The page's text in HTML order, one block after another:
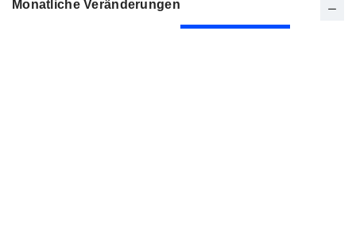
Monatliche Veränderungen